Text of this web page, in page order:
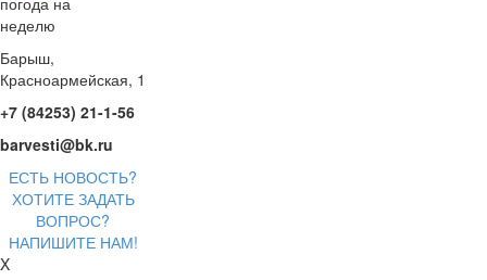
неделю
Барыш,
Красноармейская, 1
+7 (84253) 21-1-56
barvesti@bk.ru
ЕСТЬ НОВОСТЬ?
ХОТИТЕ ЗАДАТЬ
ВОПРОС?
НАПИШИТЕ НАМ!
X